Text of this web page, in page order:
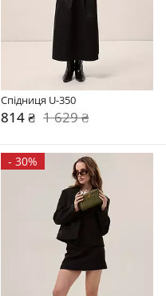
Спідниця U-350
814 ₴ 1 629 ₴
- 30%